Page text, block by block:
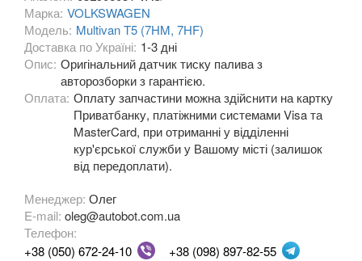
OPEL
PEUGEOT
PORSCHE keyboard_arrow_down
RENAULT
ROVER
SAAB
SEAT
Марка: VOLKSWAGEN
Модель: Multivan T5 (7HM, 7HF)
Доставка по Україні: 1-3 дні
Опис: Оригінальний датчик тиску палива з
авторозборки з гарантією.
Оплата: Оплату запчастини можна здійснити на картку
Приватбанку, платіжними системами Visa та
MasterCard, при отриманні у відділенні
кур'єрської служби у Вашому місті (залишок
від передоплати).
Менеджер: Олег
E-mail: oleg@autobot.com.ua
Телефон:
+38 (050) 672-24-10
+38 (098) 897-82-55